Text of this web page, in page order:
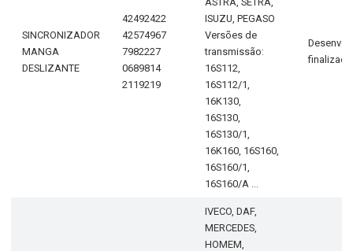
SINCRONIZADOR
MANGA
DESLIZANTE
42492422
42574967
7982227
0689814
2119219
ISUZU, PEGASO
Versões de
transmissão:
16S112,
16S112/1,
16K130,
16S130,
16S130/1,
16K160, 16S160,
16S160/1,
16S160/A ...
finalizado
IVECO, DAF,
MERCEDES,
HOMEM,